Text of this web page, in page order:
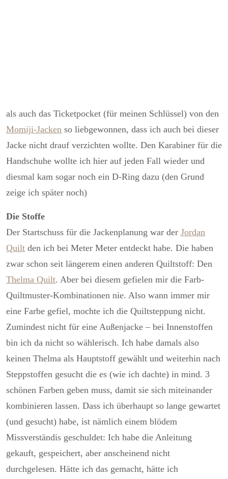
als auch das Ticketpocket (für meinen Schlüssel) von den
Momiji-Jacken so liebgewonnen, dass ich auch bei dieser
Jacke nicht drauf verzichten wollte. Den Karabiner für die
Handschuhe wollte ich hier auf jeden Fall wieder und
diesmal kam sogar noch ein D-Ring dazu (den Grund
zeige ich später noch)
Die Stoffe
Der Startschuss für die Jackenplanung war der Jordan
Quilt den ich bei Meter Meter entdeckt habe. Die haben
zwar schon seit längerem einen anderen Quiltstoff: Den
Thelma Quilt. Aber bei diesem gefielen mir die Farb-
Quiltmuster-Kombinationen nie. Also wann immer mir
eine Farbe gefiel, mochte ich die Quiltsteppung nicht.
Zumindest nicht für eine Außenjacke – bei Innenstoffen
bin ich da nicht so wählerisch. Ich habe damals also
keinen Thelma als Hauptstoff gewählt und weiterhin nach
Steppstoffen gesucht die es (wie ich dachte) in mind. 3
schönen Farben geben muss, damit sie sich miteinander
kombinieren lassen. Dass ich überhaupt so lange gewartet
(und gesucht) habe, ist nämlich einem blödem
Missverständis geschuldet: Ich habe die Anleitung
gekauft, gespeichert, aber anscheinend nicht
durchgelesen. Hätte ich das gemacht, hätte ich